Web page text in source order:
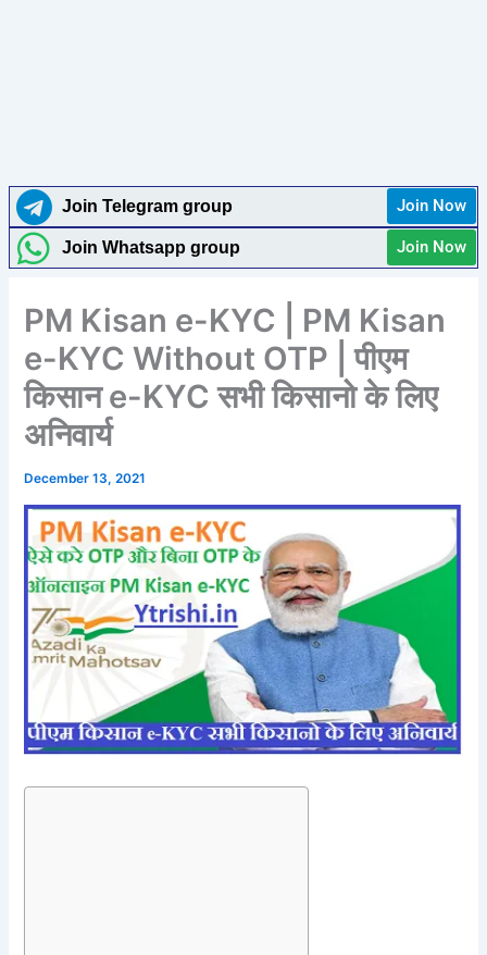
Join Telegram group Join Now
Join Whatsapp group Join Now
PM Kisan e-KYC | PM Kisan
e-KYC Without OTP | पीएम
किसान e-KYC सभी किसानो के लिए
अनिवार्य
December 13, 2021